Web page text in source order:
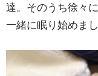
達。そのうち徐々
一緒に眠り始めま